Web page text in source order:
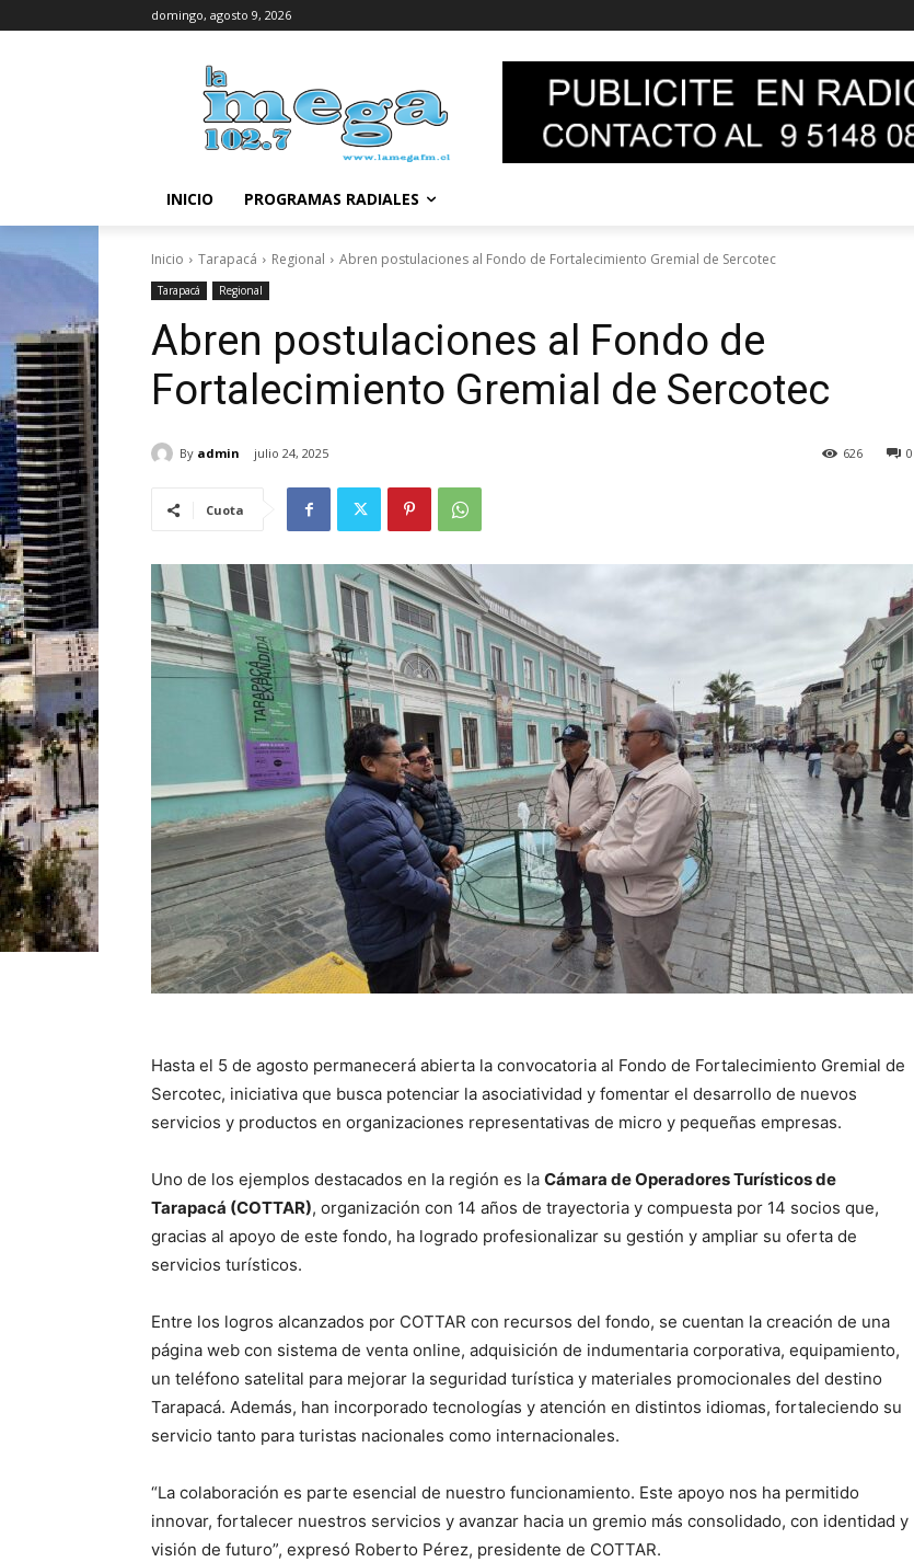
domingo, agosto 9, 2026
INICIO PROGRAMAS RADIALES
Inicio Tarapacá Regional Abren postulaciones al Fondo de Fortalecimiento Gremial de Sercotec
Tarapacá Regional
Abren postulaciones al Fondo de
Fortalecimiento Gremial de Sercotec
By admin julio 24, 2025 0
626
Cuota
Hasta el 5 de agosto permanecerá abierta la convocatoria al Fondo de Fortalecimiento Gremial de
Sercotec, iniciativa que busca potenciar la asociatividad y fomentar el desarrollo de nuevos
servicios y productos en organizaciones representativas de micro y pequeñas empresas.
Uno de los ejemplos destacados en la región es la Cámara de Operadores Turísticos de
Tarapacá (COTTAR), organización con 14 años de trayectoria y compuesta por 14 socios que,
gracias al apoyo de este fondo, ha logrado profesionalizar su gestión y ampliar su oferta de
servicios turísticos.
Entre los logros alcanzados por COTTAR con recursos del fondo, se cuentan la creación de una
página web con sistema de venta online, adquisición de indumentaria corporativa, equipamiento,
un teléfono satelital para mejorar la seguridad turística y materiales promocionales del destino
Tarapacá. Además, han incorporado tecnologías y atención en distintos idiomas, fortaleciendo su
servicio tanto para turistas nacionales como internacionales.
“La colaboración es parte esencial de nuestro funcionamiento. Este apoyo nos ha permitido
innovar, fortalecer nuestros servicios y avanzar hacia un gremio más consolidado, con identidad y
visión de futuro”, expresó Roberto Pérez, presidente de COTTAR.